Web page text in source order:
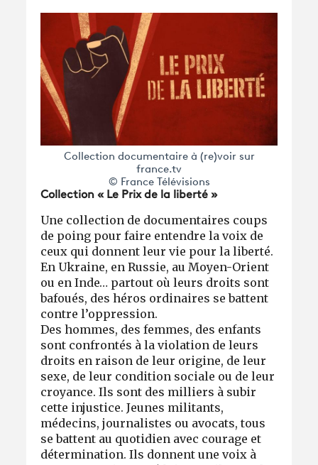
Collection documentaire à (re)voir sur
france.tv
© France Télévisions
Collection « Le Prix de la liberté »
Une collection de documentaires coups
de poing pour faire entendre la voix de
ceux qui donnent leur vie pour la liberté.
En Ukraine, en Russie, au Moyen-Orient
ou en Inde… partout où leurs droits sont
bafoués, des héros ordinaires se battent
contre l’oppression.
Des hommes, des femmes, des enfants
sont confrontés à la violation de leurs
droits en raison de leur origine, de leur
sexe, de leur condition sociale ou de leur
croyance. Ils sont des milliers à subir
cette injustice. Jeunes militants,
médecins, journalistes ou avocats, tous
se battent au quotidien avec courage et
détermination. Ils donnent une voix à